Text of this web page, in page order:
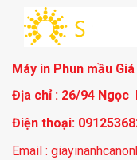
Máy in Phun mầu
Địa chỉ : 26/94 Ngọc
Điện thoại:
Email :